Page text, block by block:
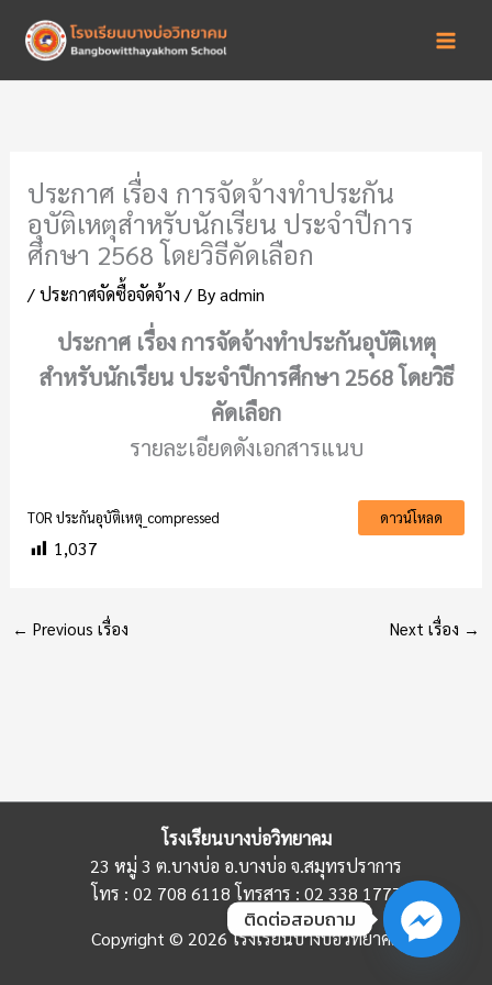
content
ประกาศ เรื่อง การจัดจ้างทำประกัน
อุบัติเหตุสำหรับนักเรียน ประจำปีการ
ศึกษา 2568 โดยวิธีคัดเลือก
/ประกาศจัดซื้อจัดจ้าง / Byadmin
ประกาศ เรื่อง การจัดจ้างทำประกันอุบัติเหตุ
สำหรับนักเรียน ประจำปีการศึกษา 2568 โดยวิธี
คัดเลือก
รายละเอียดดังเอกสารแนบ
TOR ประกันอุบัติเหตุ_compressed ดาวน์โหลด
1,037
← Previous เรื่อง Next เรื่อง →
โรงเรียนบางบ่อวิทยาคม
23 หมู่ 3 ต.บางบ่อ อ.บางบ่อ จ.สมุทรปราการ
โทร : 02 708 6118 โทรสาร : 02 338 1777
Copyright © 2026 โรงเรียนบางบ่อวิทยาคม
ติดต่อสอบถาม